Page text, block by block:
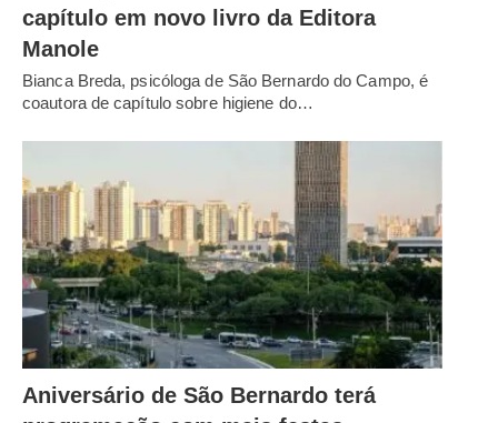
capítulo em novo livro da Editora
Manole
Bianca Breda, psicóloga de São Bernardo do Campo, é
coautora de capítulo sobre higiene do…
Aniversário de São Bernardo terá